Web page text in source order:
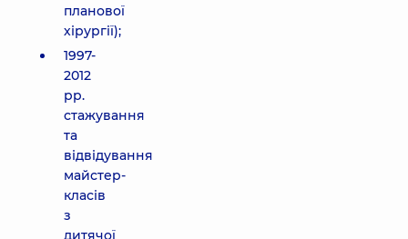
планової
хірургії);
1997-
2012
рр.
стажування
та
відвідування
майстер-
класів
з
дитячої